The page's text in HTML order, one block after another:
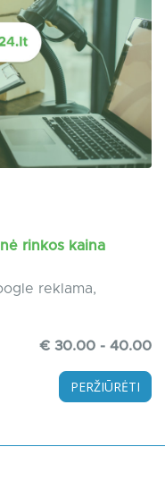
rinkos kaina
reklama,
€ 30.00 - 40.00
PERŽIŪRĖTI